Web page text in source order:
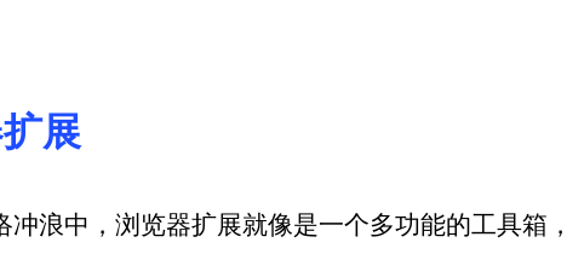
展
冲浪中，浏览器扩展就像是一个多功能的工具箱